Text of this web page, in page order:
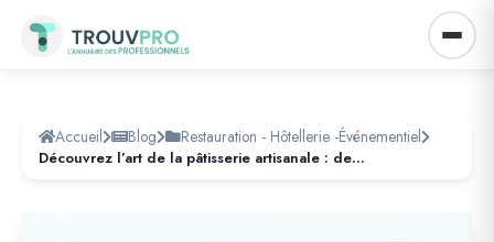
Accueil Blog Restauration - Hôtellerie -Événementiel
Découvrez l’art de la pâtisserie artisanale : des douceurs uniques pour toutes vos occasions